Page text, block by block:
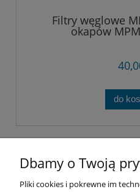
Filtry węglowe
okapów
do
Dbamy o Twoją
Pliki cookies i pokrewne im